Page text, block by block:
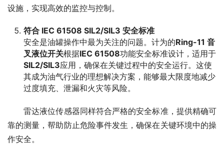
设施，实现高效的监控与控制。
符合 IEC 61508 SIL2/SIL3 安全标准
安全是油罐操作中最为关注的问题。计为的Ring-11 音
叉液位开关根据IEC 61508功能安全标准设计，适用于
SIL2/SIL3应用，确保在关键过程中的安全运行。这使
其成为油气行业的理想解决方案，能够最大限度地减少
过度填充、泄漏和火灾等风险。
雷达液位传感器同样符合严格的安全标准，提供精确可
靠的测量，帮助防止危险事件发生，确保在关键环境中的操
作安全。